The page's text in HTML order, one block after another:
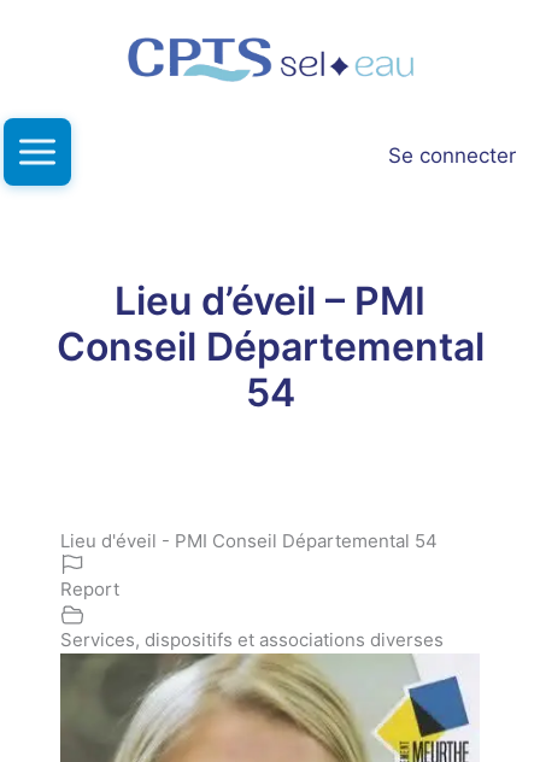
Se connecter
Lieu d’éveil – PMI
Conseil Départemental
54
Lieu d'éveil - PMI Conseil Départemental 54
Report
Services, dispositifs et associations diverses